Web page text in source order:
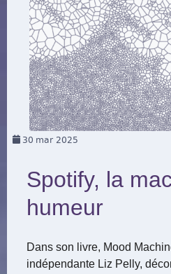
30 mar 2025
Spotify, la
humeur
Dans son livre, Mood
indépendante Liz Pelly,